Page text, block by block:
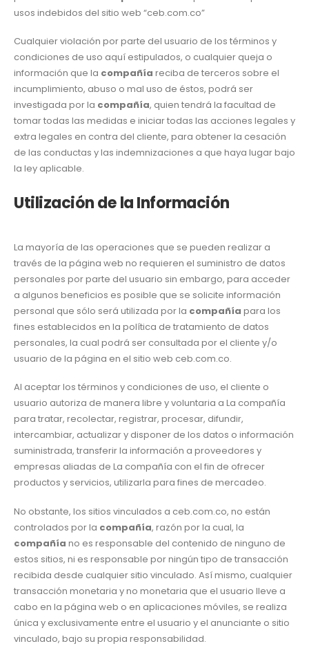
usos indebidos del sitio web “ceb.com.co”
Cualquier violación por parte del usuario de los términos y
condiciones de uso aquí estipulados, o cualquier queja o
información que la compañía reciba de terceros sobre el
incumplimiento, abuso o mal uso de éstos, podrá ser
investigada por la compañía, quien tendrá la facultad de
tomar todas las medidas e iniciar todas las acciones legales y
extra legales en contra del cliente, para obtener la cesación
de las conductas y las indemnizaciones a que haya lugar bajo
la ley aplicable.
Utilización de la Información
La mayoría de las operaciones que se pueden realizar a
través de la página web no requieren el suministro de datos
personales por parte del usuario sin embargo, para acceder
a algunos beneficios es posible que se solicite información
personal que sólo será utilizada por la compañía para los
fines establecidos en la política de tratamiento de datos
personales, la cual podrá ser consultada por el cliente y/o
usuario de la página en el sitio web ceb.com.co.
Al aceptar los términos y condiciones de uso, el cliente o
usuario autoriza de manera libre y voluntaria a La compañía
para tratar, recolectar, registrar, procesar, difundir,
intercambiar, actualizar y disponer de los datos o información
suministrada, transferir la información a proveedores y
empresas aliadas de La compañía con el fin de ofrecer
productos y servicios, utilizarla para fines de mercadeo.
No obstante, los sitios vinculados a ceb.com.co, no están
controlados por la compañía, razón por la cual, la
compañía no es responsable del contenido de ninguno de
estos sitios, ni es responsable por ningún tipo de transacción
recibida desde cualquier sitio vinculado. Así mismo, cualquier
transacción monetaria y no monetaria que el usuario lleve a
cabo en la página web o en aplicaciones móviles, se realiza
única y exclusivamente entre el usuario y el anunciante o sitio
vinculado, bajo su propia responsabilidad.